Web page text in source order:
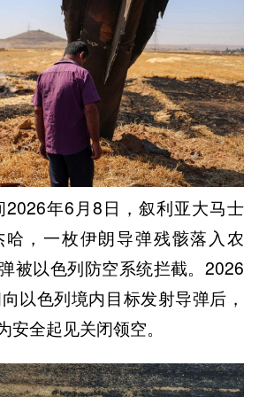
2026年6月8日，叙利亚大马士
，一枚伊朗导弹残骸落入农
被以色列防空系统拦截。2026
以色列境内目标发射导弹后，
全起见关闭领空。